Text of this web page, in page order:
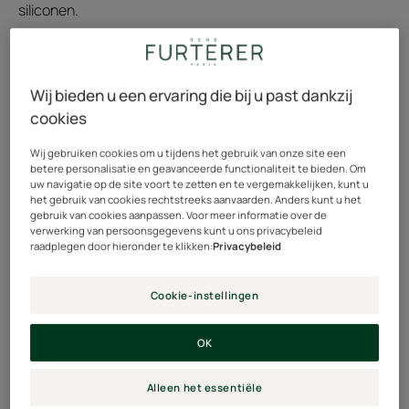
siliconen.
Ideaal voor
Volwassenen
Haarkleur
Natuurlijk blond - gehighlight - ontkleurd haar - Licht
Type haar
Dof haar - Haar met highlights - Ontkleurd haar - Blond
haar - Verzorging zonder siliconen
Wij bieden u een ervaring die bij u past dankzij
cookies
Wij gebruiken cookies om u tijdens het gebruik van onze site een
betere personalisatie en geavanceerde functionaliteit te bieden. Om
uw navigatie op de site voort te zetten en te vergemakkelijken, kunt u
het gebruik van cookies rechtstreeks aanvaarden. Anders kunt u het
gebruik van cookies aanpassen. Voor meer informatie over de
verwerking van persoonsgegevens kunt u ons privacybeleid
raadplegen door hieronder te klikken:Privacybeleid
Cookie-instellingen
Alleen het essentiële
OK